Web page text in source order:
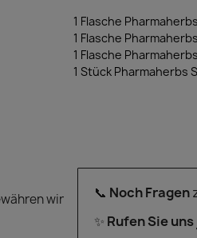
1 Flasche
1 Flasche
1 Flasche
1 Stück Pharmaherbs
wir
📞 Noch Fragen
✨ Rufen Sie